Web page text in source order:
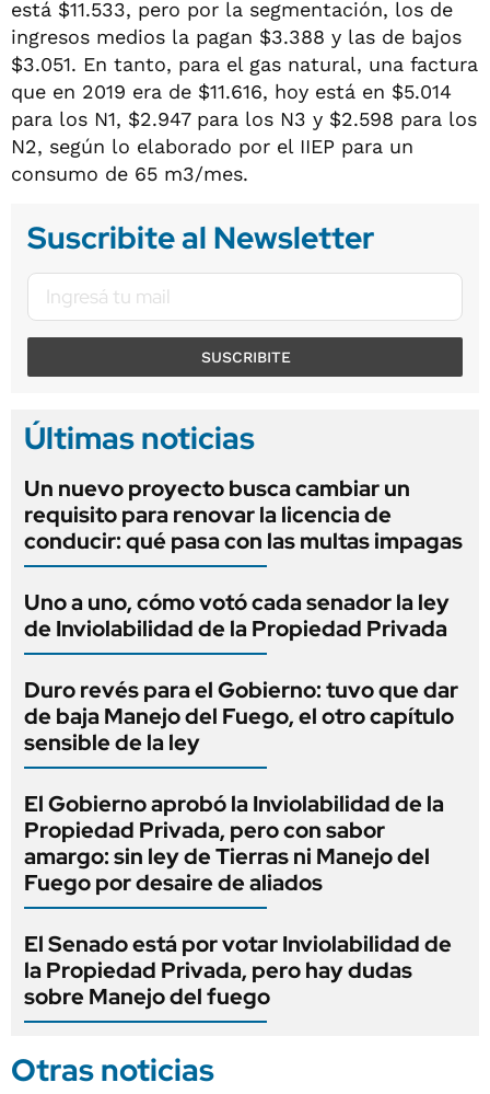
está $11.533, pero por la segmentación, los de
ingresos medios la pagan $3.388 y las de bajos
$3.051. En tanto, para el gas natural, una factura
que en 2019 era de $11.616, hoy está en $5.014
para los N1, $2.947 para los N3 y $2.598 para los
N2, según lo elaborado por el IIEP para un
consumo de 65 m3/mes.
Suscribite al Newsletter
SUSCRIBITE
Últimas noticias
Un nuevo proyecto busca cambiar un
requisito para renovar la licencia de
conducir: qué pasa con las multas impagas
Uno a uno, cómo votó cada senador la ley
de Inviolabilidad de la Propiedad Privada
Duro revés para el Gobierno: tuvo que dar
de baja Manejo del Fuego, el otro capítulo
sensible de la ley
El Gobierno aprobó la Inviolabilidad de la
Propiedad Privada, pero con sabor
amargo: sin ley de Tierras ni Manejo del
Fuego por desaire de aliados
El Senado está por votar Inviolabilidad de
la Propiedad Privada, pero hay dudas
sobre Manejo del fuego
Otras noticias